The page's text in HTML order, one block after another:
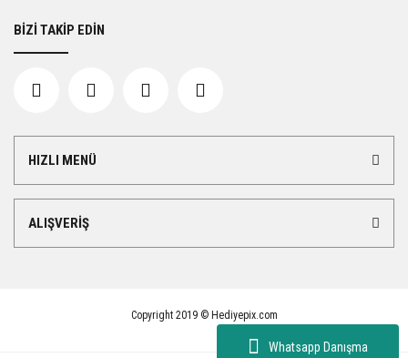
Whatsapp Danışma
HIZLI MENÜ
ALIŞVERİŞ
BİZİ TAKİP EDİN
Copyright 2019 © Hediyepix.com